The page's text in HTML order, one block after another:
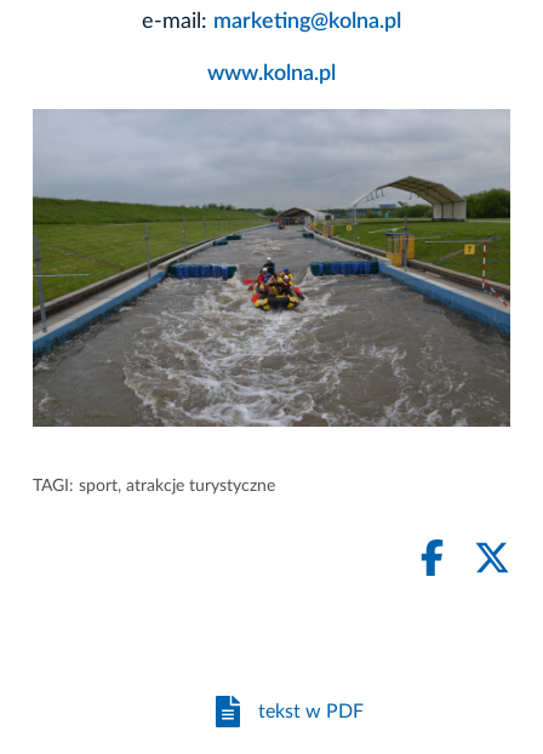
e-mail: marketing@kolna.pl
www.kolna.pl
TAGI: sport, atrakcje turystyczne
tekst w PDF